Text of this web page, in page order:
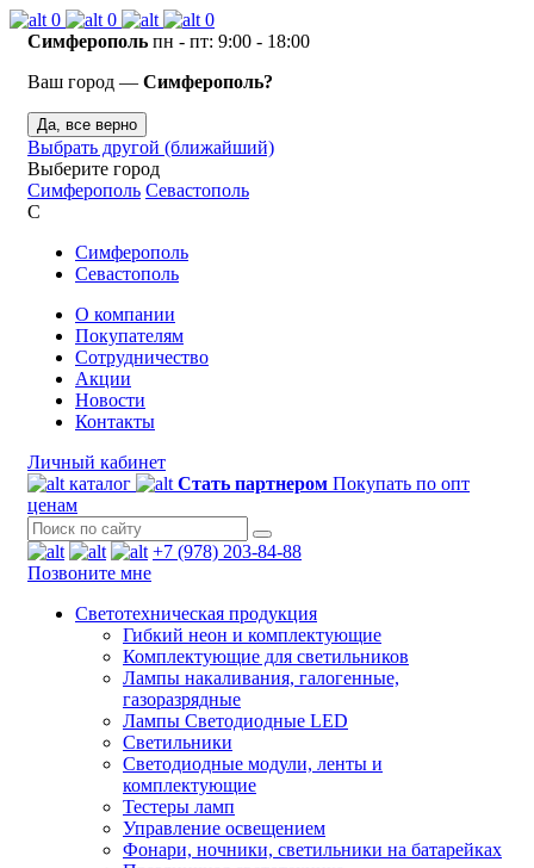
0 0
0
Симферополь пн - пт: 9:00 - 18:00
Ваш город — Симферополь?
Да, все верно
Выбрать другой (ближайший)
Выберите город
Симферополь Севастополь
С
Симферополь
Севастополь
О компании
Покупателям
Сотрудничество
Акции
Новости
Контакты
Личный кабинет
каталог
Стать партнером Покупать по опт
ценам
+7 (978) 203-84-88
Позвоните мне
Светотехническая продукция
Гибкий неон и комплектующие
Комплектующие для светильников
Лампы накаливания, галогенные,
газоразрядные
Лампы Светодиодные LED
Светильники
Светодиодные модули, ленты и
комплектующие
Тестеры ламп
Управление освещением
Фонари, ночники, светильники на батарейках